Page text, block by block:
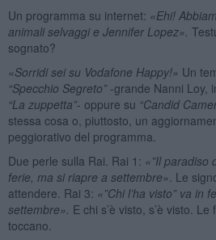
Un programma su internet: «Ehi!
animali selvaggi e Jennifer Lopez».
sognato?
«Sorridi sei su Vodafone Happy!» Un
“Specchio Segreto”-grande Nanni Loy,
“La zuppetta”- oppure su “Candid
stessa cosa o, piuttosto, un
peggiorativo del programma.
Due perle sulla Rai. Rai 1: «”Il paradiso
ferie, ma si riapre a settembre» . Le
attendere. Rai 3: «”Chi l’ha visto” va in
settembre». E chi s’è visto, s’è visto.
toccano.